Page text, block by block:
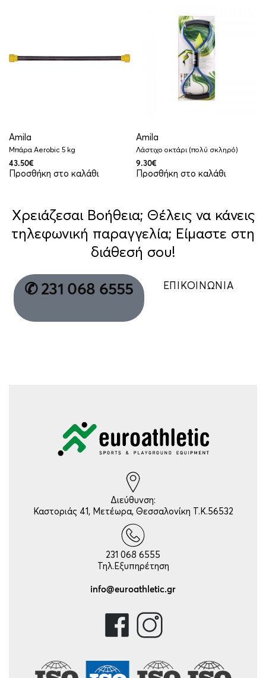
Amila
Μπάρα Aerobic 5 kg
43.50€
Προσθήκη στο καλάθι
Amila
Λάστιχο οκτάρι (πολύ σκληρό)
9.30€
Προσθήκη στο καλάθι
Χρειάζεσαι Βοήθεια; Θέλεις να κάνεις
τηλεφωνική παραγγελία; Είμαστε στη
διάθεσή σου!
✆ 231 068 6555 ΕΠΙΚΟΙΝΩΝΙΑ
Διεύθυνση:
Καστοριάς 41, Μετέωρα, Θεσσαλονίκη Τ.Κ.56532
231 068 6555
Τηλ.Εξυπηρέτηση
info@euroathletic.gr